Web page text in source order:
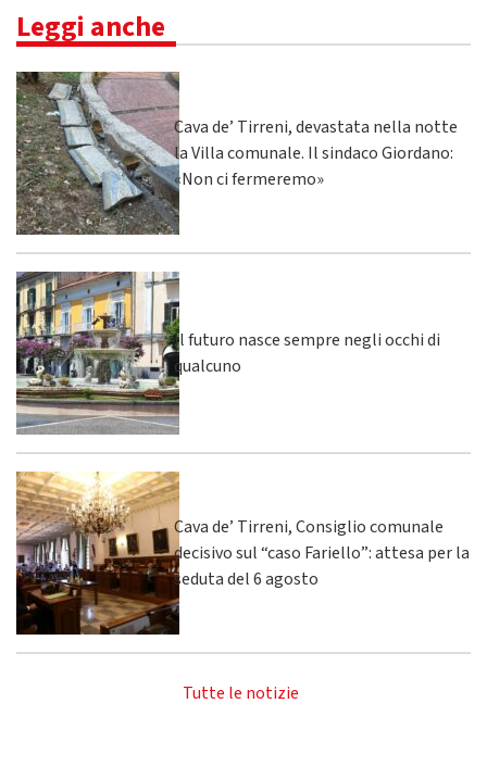
Leggi anche
Cava de’ Tirreni, devastata nella notte
la Villa comunale. Il sindaco Giordano:
«Non ci fermeremo»
Il futuro nasce sempre negli occhi di
qualcuno
Cava de’ Tirreni, Consiglio comunale
decisivo sul “caso Fariello”: attesa per la
seduta del 6 agosto
Tutte le notizie